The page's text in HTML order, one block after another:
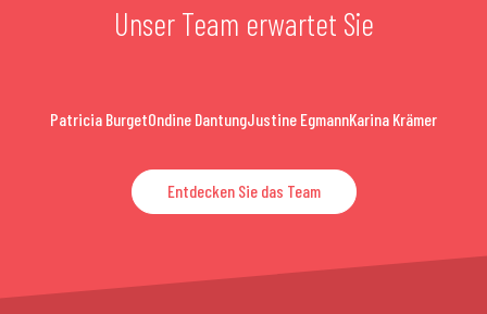
Unser Team erwartet Sie
Patricia BurgetOndine DantungJustine EgmannKarina Krämer
Entdecken Sie das Team